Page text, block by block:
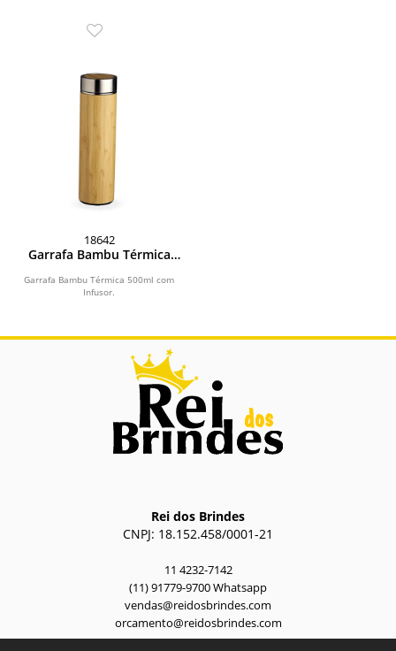
18642
Garrafa Bambu Térmica
Garrafa Bambu Térmica 500ml com
Infusor.
Rei dos Brindes
CNPJ: 18.152.458/0001-21
11 4232-7142
(11) 91779-9700 Whatsapp
vendas@reidosbrindes.com
orcamento@reidosbrindes.com